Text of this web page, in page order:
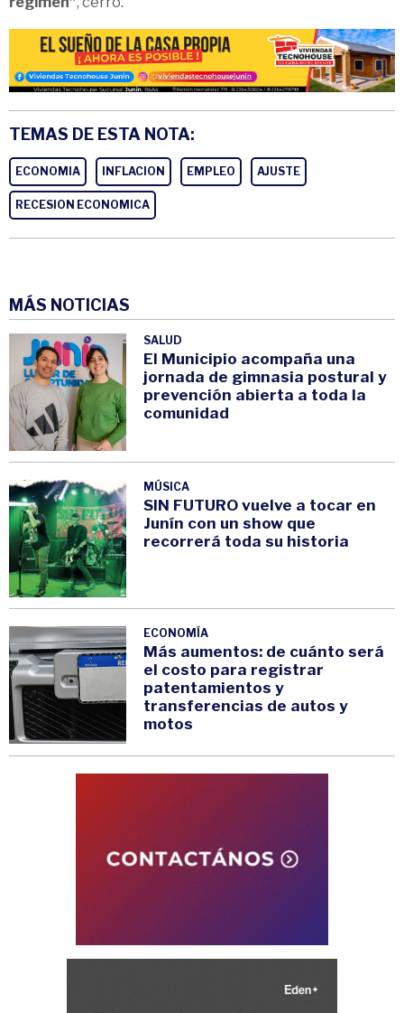
TEMAS DE ESTA NOTA:
ECONOMIA INFLACION EMPLEO AJUSTE
RECESION ECONOMICA
MÁS NOTICIAS
SALUD
El Municipio acompaña una
jornada de gimnasia postural y
prevención abierta a toda la
comunidad
MÚSICA
SIN FUTURO vuelve a tocar en
Junín con un show que
recorrerá toda su historia
ECONOMÍA
Más aumentos: de cuánto será
el costo para registrar
patentamientos y
transferencias de autos y
motos